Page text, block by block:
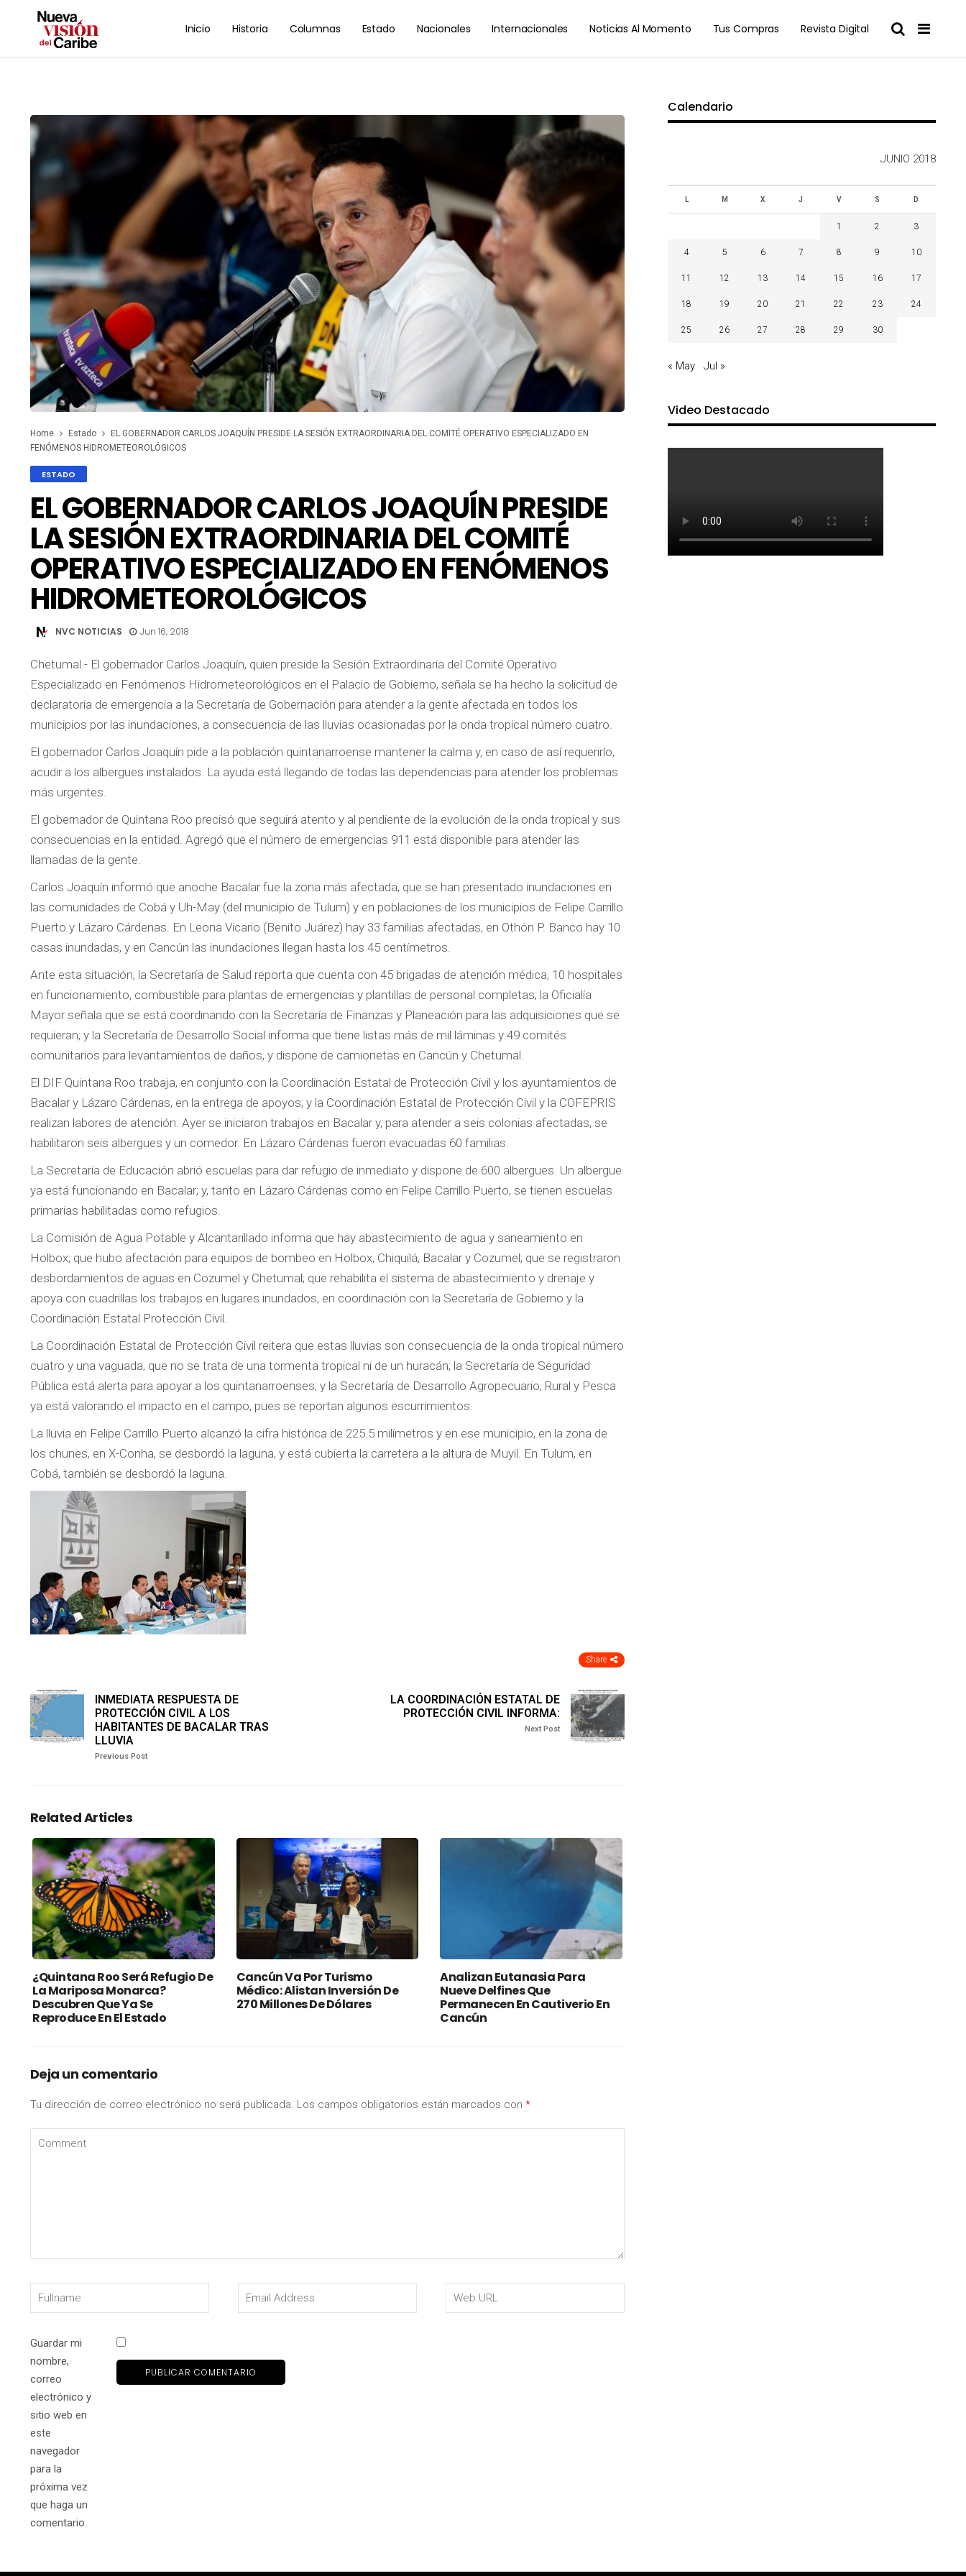
Inicio Historia Columnas Estado Nacionales Internacionales Noticias Al Momento Tus Compras Revista Digital
Home Estado
EL GOBERNADOR CARLOS JOAQUÍN PRESIDE LA SESIÓN EXTRAORDINARIA DEL COMITÉ OPERATIVO ESPECIALIZADO EN
FENÓMENOS HIDROMETEOROLÓGICOS
ESTADO
EL GOBERNADOR CARLOS JOAQUÍN PRESIDE
LA SESIÓN EXTRAORDINARIA DEL COMITÉ
OPERATIVO ESPECIALIZADO EN FENÓMENOS
HIDROMETEOROLÓGICOS
NVC NOTICIAS Jun 16, 2018
Chetumal.- El gobernador Carlos Joaquín, quien preside la Sesión Extraordinaria del Comité Operativo
Especializado en Fenómenos Hidrometeorológicos en el Palacio de Gobierno, señala se ha hecho la solicitud de
declaratoria de emergencia a la Secretaría de Gobernación para atender a la gente afectada en todos los
municipios por las inundaciones, a consecuencia de las lluvias ocasionadas por la onda tropical número cuatro.
El gobernador Carlos Joaquín pide a la población quintanarroense mantener la calma y, en caso de así requerirlo,
acudir a los albergues instalados. La ayuda está llegando de todas las dependencias para atender los problemas
más urgentes.
El gobernador de Quintana Roo precisó que seguirá atento y al pendiente de la evolución de la onda tropical y sus
consecuencias en la entidad. Agregó que el número de emergencias 911 está disponible para atender las
llamadas de la gente.
Carlos Joaquín informó que anoche Bacalar fue la zona más afectada, que se han presentado inundaciones en
las comunidades de Cobá y Uh-May (del municipio de Tulum) y en poblaciones de los municipios de Felipe Carrillo
Puerto y Lázaro Cárdenas. En Leona Vicario (Benito Juárez) hay 33 familias afectadas, en Othón P. Banco hay 10
casas inundadas, y en Cancún las inundaciones llegan hasta los 45 centímetros.
Ante esta situación, la Secretaría de Salud reporta que cuenta con 45 brigadas de atención médica, 10 hospitales
en funcionamiento, combustible para plantas de emergencias y plantillas de personal completas; la Oficialía
Mayor señala que se está coordinando con la Secretaría de Finanzas y Planeación para las adquisiciones que se
requieran; y la Secretaría de Desarrollo Social informa que tiene listas más de mil láminas y 49 comités
comunitarios para levantamientos de daños, y dispone de camionetas en Cancún y Chetumal.
El DIF Quintana Roo trabaja, en conjunto con la Coordinación Estatal de Protección Civil y los ayuntamientos de
Bacalar y Lázaro Cárdenas, en la entrega de apoyos; y la Coordinación Estatal de Protección Civil y la COFEPRIS
realizan labores de atención. Ayer se iniciaron trabajos en Bacalar y, para atender a seis colonias afectadas, se
habilitaron seis albergues y un comedor. En Lázaro Cárdenas fueron evacuadas 60 familias.
La Secretaría de Educación abrió escuelas para dar refugio de inmediato y dispone de 600 albergues. Un albergue
ya está funcionando en Bacalar; y, tanto en Lázaro Cárdenas como en Felipe Carrillo Puerto, se tienen escuelas
primarias habilitadas como refugios.
La Comisión de Agua Potable y Alcantarillado informa que hay abastecimiento de agua y saneamiento en
Holbox; que hubo afectación para equipos de bombeo en Holbox, Chiquilá, Bacalar y Cozumel; que se registraron
desbordamientos de aguas en Cozumel y Chetumal; que rehabilita el sistema de abastecimiento y drenaje y
apoya con cuadrillas los trabajos en lugares inundados, en coordinación con la Secretaría de Gobierno y la
Coordinación Estatal Protección Civil.
La Coordinación Estatal de Protección Civil reitera que estas lluvias son consecuencia de la onda tropical número
cuatro y una vaguada, que no se trata de una tormenta tropical ni de un huracán; la Secretaría de Seguridad
Pública está alerta para apoyar a los quintanarroenses; y la Secretaría de Desarrollo Agropecuario, Rural y Pesca
ya está valorando el impacto en el campo, pues se reportan algunos escurrimientos.
La lluvia en Felipe Carrillo Puerto alcanzó la cifra histórica de 225.5 milímetros y en ese municipio, en la zona de
los chunes, en X-Conha, se desbordó la laguna, y está cubierta la carretera a la altura de Muyil. En Tulum, en
Cobá, también se desbordó la laguna.
Share
INMEDIATA RESPUESTA DE
PROTECCIÓN CIVIL A LOS
HABITANTES DE BACALAR TRAS
LLUVIA
Previous Post
LA COORDINACIÓN ESTATAL DE
PROTECCIÓN CIVIL INFORMA:
Next Post
Related Articles
¿Quintana Roo Será Refugio De
La Mariposa Monarca?
Descubren Que Ya Se
Reproduce En El Estado
Cancún Va Por Turismo
Médico: Alistan Inversión De
270 Millones De Dólares
Analizan Eutanasia Para
Nueve Delfines Que
Permanecen En Cautiverio En
Cancún
Deja un comentario
Tu dirección de correo electrónico no será publicada. Los campos obligatorios están marcados con *
Guardar mi
nombre,
correo
electrónico y
sitio web en
este
navegador
para la
próxima vez
que haga un
comentario.
Calendario
JUNIO 2018
L M X J V S D
1 2 3
4 5 6 7 8 9 10
11 12 13 14 15 16 17
18 19 20 21 22 23 24
25 26 27 28 29 30
« May Jul »
Video Destacado